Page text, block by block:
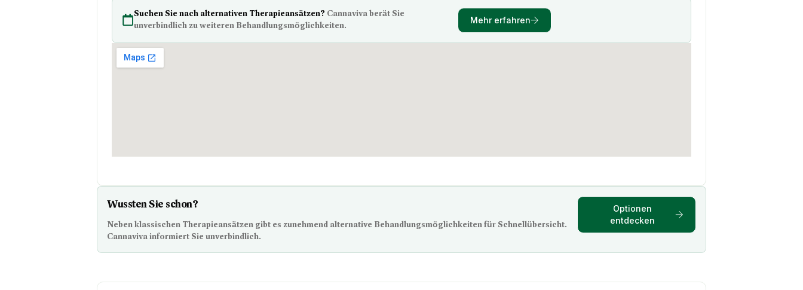
Suchen Sie nach alternativen Therapieansätzen? Cannaviva berät Sie
unverbindlich zu weiteren Behandlungsmöglichkeiten.
Mehr erfahren
Wussten Sie schon?
Neben klassischen Therapieansätzen gibt es zunehmend alternative Behandlungsmöglichkeiten für Schnellübersicht.
Cannaviva informiert Sie unverbindlich.
Optionen
entdecken